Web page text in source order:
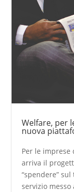
Welfare, per
nuova
Per le
arriva il
“spendere”
servizio